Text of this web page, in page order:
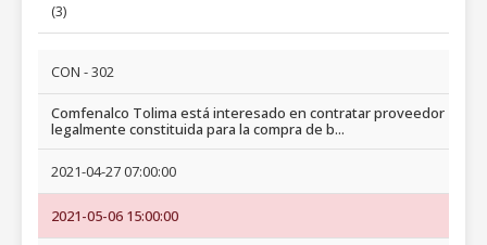
(3)
CON - 302
Comfenalco Tolima está interesado en contratar proveedor
legalmente constituida para la compra de b...
2021-04-27 07:00:00
2021-05-06 15:00:00